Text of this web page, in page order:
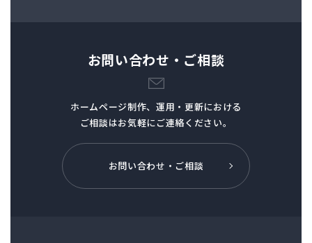
お問い合わせ・ご相談
ホームページ制作、 運用・更新における
ご相談はお気軽にご連絡ください。
お問い合わせ・ご相談